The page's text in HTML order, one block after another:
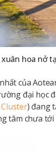
xuân hoa nở
của
đại học
) đang
tâm chưa